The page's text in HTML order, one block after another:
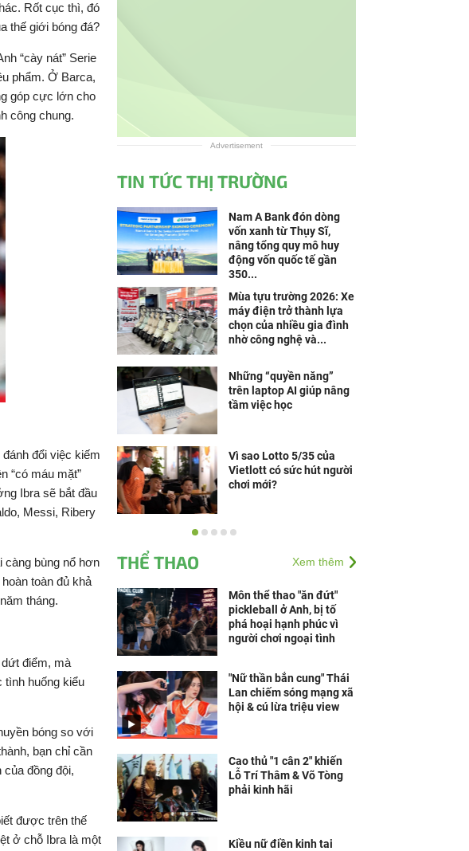
Rốt cục thì, đó
thế giới bóng đá?
“cày nát” Serie
phẩm. Ở Barca,
góp cực lớn cho
công chung.
đổi việc kiếm
“có máu mặt”
Ibra sẽ bắt đầu
Messi, Ribery
càng bùng nổ hơn
toàn đủ khả
tháng.
điểm, mà
tình huống kiểu
bóng so với
bạn chỉ cần
đồng đội,
được trên thế
ở chỗ Ibra là một
Advertisement
TIN TỨC THỊ TRƯỜNG
Nam A Bank đón dòng
vốn xanh từ Thụy Sĩ,
nâng tổng quy mô huy
động vốn quốc tế gần
350...
Mùa tựu trường 2026: Xe
máy điện trở thành lựa
chọn của nhiều gia đình
nhờ công nghệ và...
Những “quyền năng”
trên laptop AI giúp nâng
tầm việc học
Vì sao Lotto 5/35 của
Vietlott có sức hút người
chơi mới?
Trung tâm Y khoa
nghĩa cử đẹp vì cộng
THỂ THAO Xem thêm
Môn thể thao "ăn đứt"
pickleball ở Anh, bị tố
phá hoại hạnh phúc vì
người chơi ngoại tình
"Nữ thần bắn cung" Thái
Lan chiếm sóng mạng xã
hội & cú lừa triệu view
Cao thủ "1 cân 2" khiến
Lỗ Trí Thâm & Võ Tòng
phải kinh hãi
Kiều nữ điền kinh tai